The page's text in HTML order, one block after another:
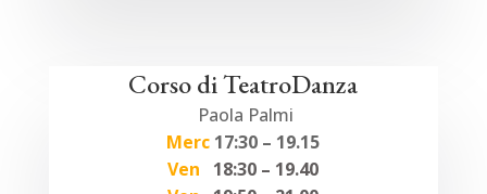
Corso di TeatroDanza
Paola Palmi
Merc 17:30 – 19.15
Ven 18:30 – 19.40